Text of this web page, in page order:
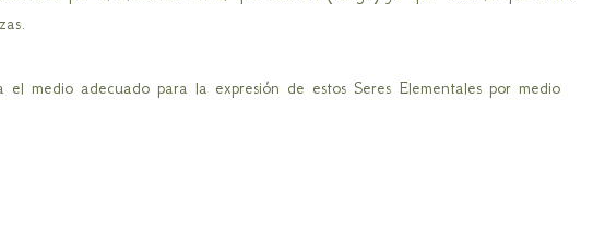
el medio adecuado para la expresión de estos Seres Elementales por medio